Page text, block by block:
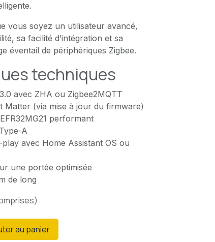
vous soyez un utilisateur avancé,
sa facilité d’intégration et sa
éventail de périphériques Zigbee.
techniques
avec ZHA ou Zigbee2MQTT
Matter (via mise à jour du firmware)
performant
A
avec Home Assistant OS ou
une portée optimisée
de long
au panier